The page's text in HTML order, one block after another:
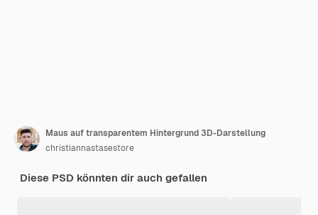
Maus auf transparentem Hintergrund 3D-Darstellung
christiannastasestore
Diese PSD könnten dir auch gefallen